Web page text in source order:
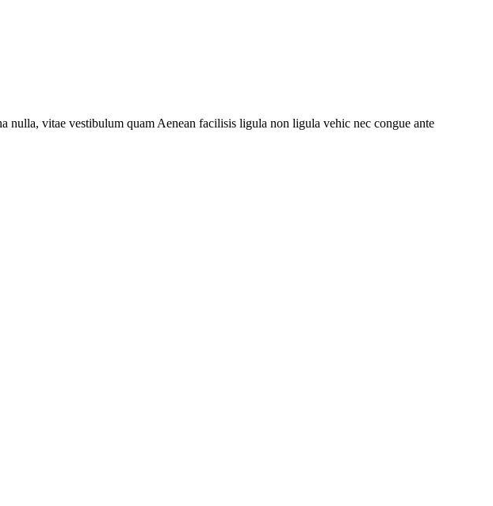
nulla, vitae vestibulum quam Aenean facilisis ligula non ligula vehic nec congue ante